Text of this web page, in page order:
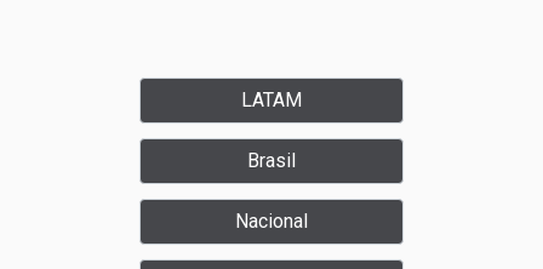
LATAM
Brasil
Nacional